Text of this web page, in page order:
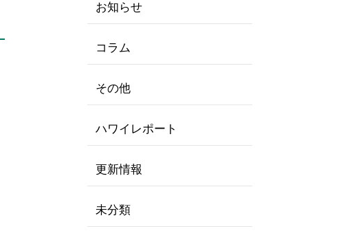
お知らせ
コラム
その他
ハワイレポート
更新情報
未分類